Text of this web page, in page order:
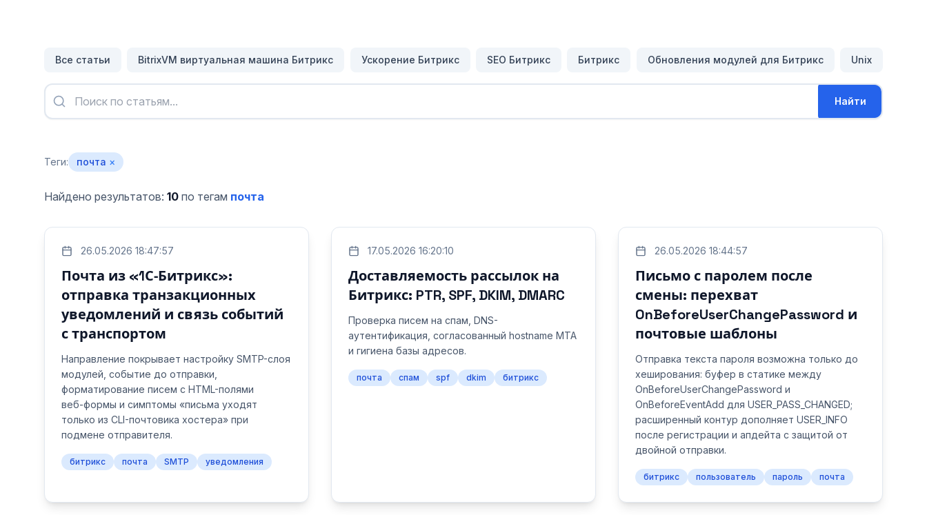
Все статьи BitrixVM виртуальная машина Битрикс Ускорение Битрикс SEO Битрикс Битрикс Обновления модулей для Битрикс Unix
Найти
Теги: почта ×
Найдено результатов: 10 по тегам почта
26.05.2026 18:47:57
Почта из «1С‑Битрикс»:
отправка транзакционных
уведомлений и связь событий
с транспортом
Направление покрывает настройку SMTP-слоя
модулей, событие до отправки,
форматирование писем с HTML-полями
веб‑формы и симптомы «письма уходят
только из CLI-почтовика хостера» при
подмене отправителя.
битрикс почта SMTP уведомления
17.05.2026 16:20:10
Доставляемость рассылок на
Битрикс: PTR, SPF, DKIM, DMARC
Проверка писем на спам, DNS-
аутентификация, согласованный hostname MTA
и гигиена базы адресов.
почта спам spf dkim битрикс
26.05.2026 18:44:57
Письмо с паролем после
смены: перехват
OnBeforeUserChangePassword и
почтовые шаблоны
Отправка текста пароля возможна только до
хеширования: буфер в статике между
OnBeforeUserChangePassword и
OnBeforeEventAdd для USER_PASS_CHANGED;
расширенный контур дополняет USER_INFO
после регистрации и апдейта с защитой от
двойной отправки.
битрикс пользователь пароль почта